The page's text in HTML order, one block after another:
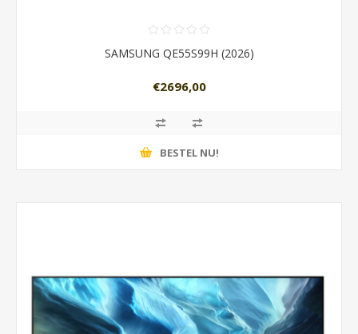
SAMSUNG QE55S99H (2026)
€2696,00
BESTEL NU!